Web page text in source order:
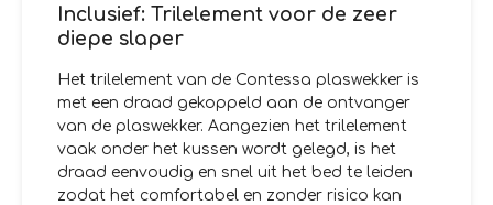
Inclusief: Trilelement voor de zeer
diepe slaper
Het trilelement van de Contessa plaswekker is
met een draad gekoppeld aan de ontvanger
van de plaswekker. Aangezien het trilelement
vaak onder het kussen wordt gelegd, is het
draad eenvoudig en snel uit het bed te leiden
zodat het comfortabel en zonder risico kan